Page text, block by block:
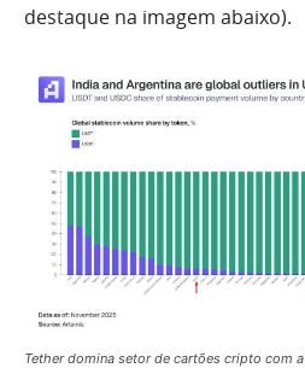
destaque na imagem abaixo).
Tether domina setor de cartões cripto com